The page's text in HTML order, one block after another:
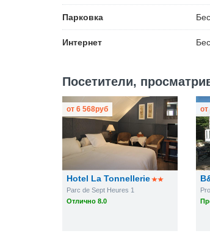
Парковка
Интернет
Посетители,
Hotel La Tonnellerie
Parc de Sept Heures 1
Отлично 8.0
от 6 568руб от